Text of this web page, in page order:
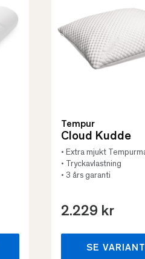
Tempur
Cloud Kudde
• Extra mjukt
• Tryckavlastning
• 3 års garanti
2.229 kr
SE